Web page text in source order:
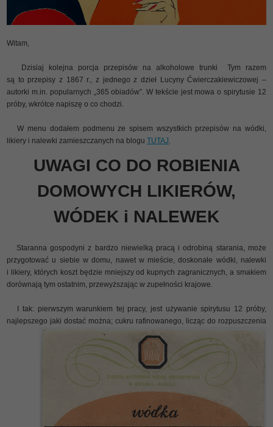
Witam,
Dzisiaj kolejna porcja przepisów na alkoholowe trunki
Tym razem
są to przepisy z 1867 r., z jednego z dzieł Lucyny Ćwierczakiewiczowej –
autorki m.in. popularnych „365 obiadów”. W tekście jest mowa o spirytusie 12
próby, wkrótce napiszę o co chodzi.
W menu dodałem podmenu ze spisem wszystkich przepisów na wódki,
likiery i nalewki zamieszczanych na bloguTUTAJ
UWAGI CO DO ROBIENIA
DOMOWYCH LIKIERÓW,
WÓDEK i NALEWEK
Staranna gospodyni z bardzo niewielką pracą i odrobiną starania, może
przygotować u siebie w domu, nawet w mieście, doskonałe wódki, nalewki
i likiery, których koszt będzie mniejszy od kupnych zagranicznych, a smakiem
dorównają tym ostatnim, przewyższając w zupełności krajowe.
I tak: pierwszym warunkiem tej pracy, jest używanie spirytusu 12 próby,
najlepszego jaki dostać można; cukru rafinowanego, licząc do rozpuszczenia